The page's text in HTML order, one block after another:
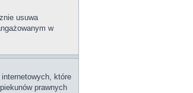
usuwa
w
które
prawnych